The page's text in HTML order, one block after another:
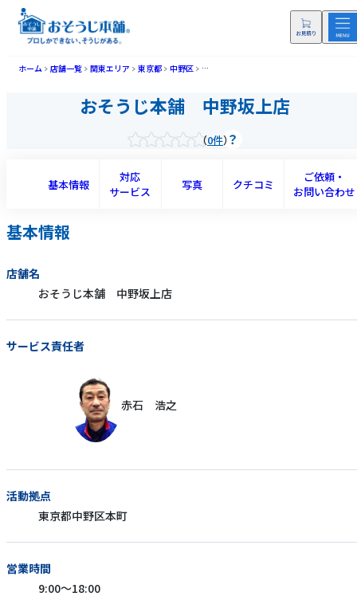
ホーム 店舗一覧 関東エリア 東京都 中野区 おそうじ本舗 中野坂上店(ナカノサカウ
おそうじ本舗 中野坂上店
0件
基本情報
対応
サービス
写真 クチコミ
ご依頼・
お問い合わせ
基本情報
店舗名
おそうじ本舗 中野坂上店
サービス責任者
赤石 浩之
活動拠点
東京都中野区本町
営業時間
9:00～18:00